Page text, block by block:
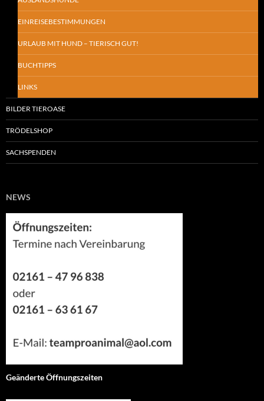
EINREISEBESTIMMUNGEN
URLAUB MIT HUND – TIERISCH GUT!
BUCHTIPPS
LINKS
BILDER TIEROASE
TRÖDELSHOP
SACHSPENDEN
NEWS
Geänderte Öffnungszeiten